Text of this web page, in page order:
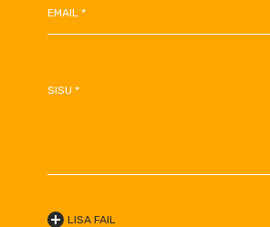
EMAIL *
SISU *
LISA FAIL